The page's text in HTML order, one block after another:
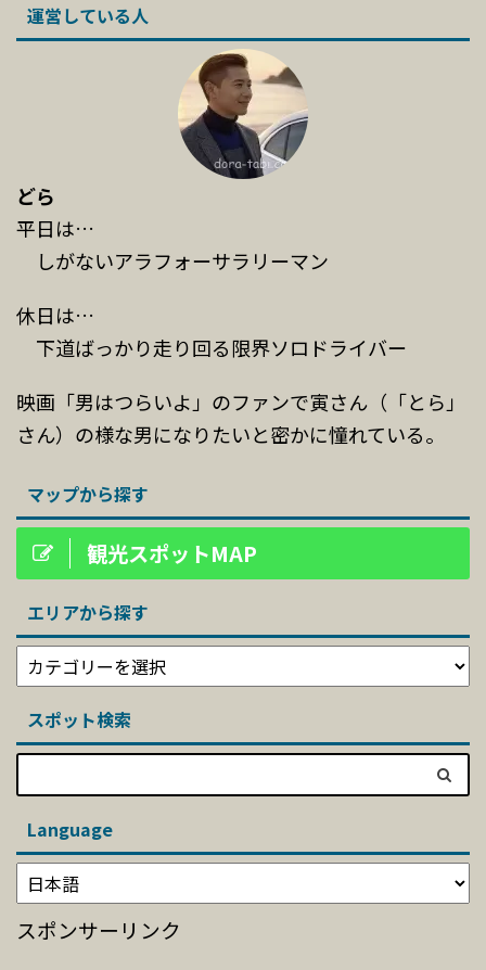
運営している人
どら
平日は…
しがないアラフォーサラリーマン
休日は…
下道ばっかり走り回る限界ソロドライバー
映画「男はつらいよ」のファンで寅さん（「とら」
さん）の様な男になりたいと密かに憧れている。
マップから探す
観光スポットMAP
エリアから探す
スポット検索
Language
スポンサーリンク